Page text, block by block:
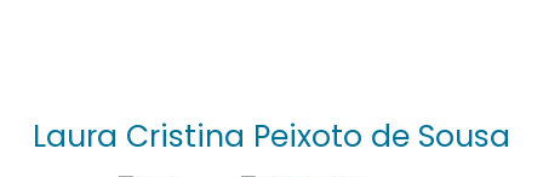
Laura Cristina Peixoto de Sousa